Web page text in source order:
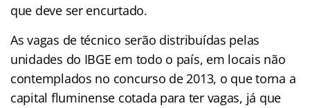
que deve ser encurtado.
As vagas de técnico serão distribuídas pelas
unidades do IBGE em todo o país, em locais não
contemplados no concurso de 2013, o que torna a
capital fluminense cotada para ter vagas, já que